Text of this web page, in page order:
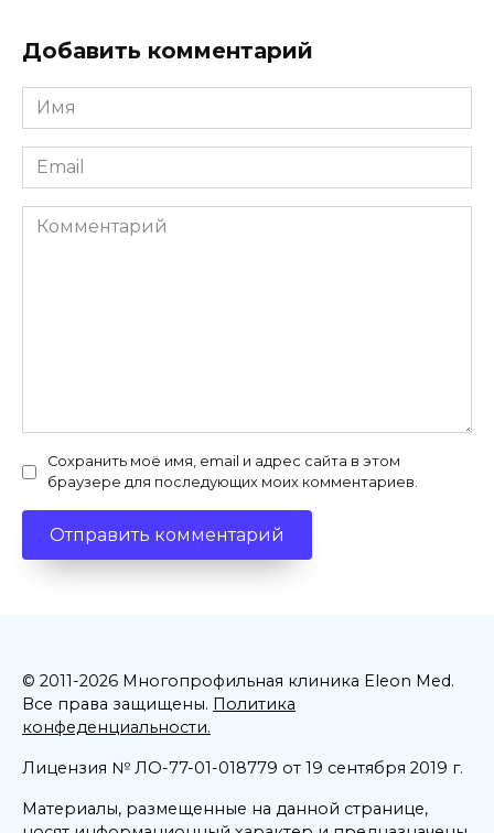
Добавить комментарий
Имя
*
Email
*
Комментарий
Сохранить моё имя, email и адрес сайта в этом
браузере для последующих моих комментариев.
© 2011-2026 Многопрофильная клиника Eleon Med.
Все права защищены. Политика
конфеденциальности.
Лицензия № ЛО-77-01-018779 от 19 сентября 2019 г.
Материалы, размещенные на данной странице,